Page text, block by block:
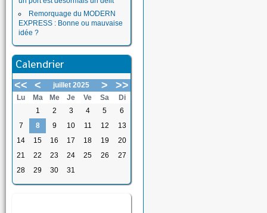
Remorquage du MODERN
EXPRESS : Bonne ou mauvaise
idée ?
Calendrier
<< < juillet 2025 > >>
Lu Ma Me Je Ve Sa
Di
1
2 3 4 5
6
7
8 9 10 11 12
13
14
15 16 17 18 19
20
21
22 23 24 25 26
27
28
29 30 31